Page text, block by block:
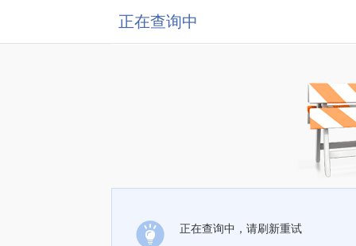
正在查询中
正在查询中，请刷新重试